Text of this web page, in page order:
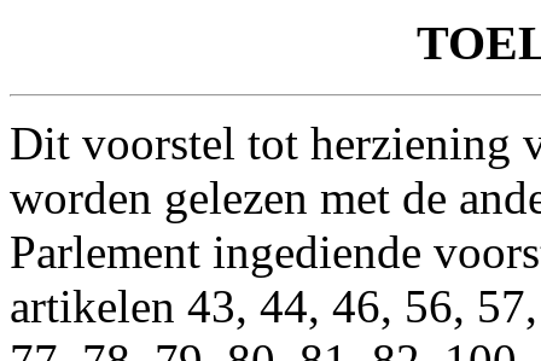
Dit voorstel tot herziening
worden gelezen met de
Parlement ingediende
artikelen 43, 44, 46, 56,